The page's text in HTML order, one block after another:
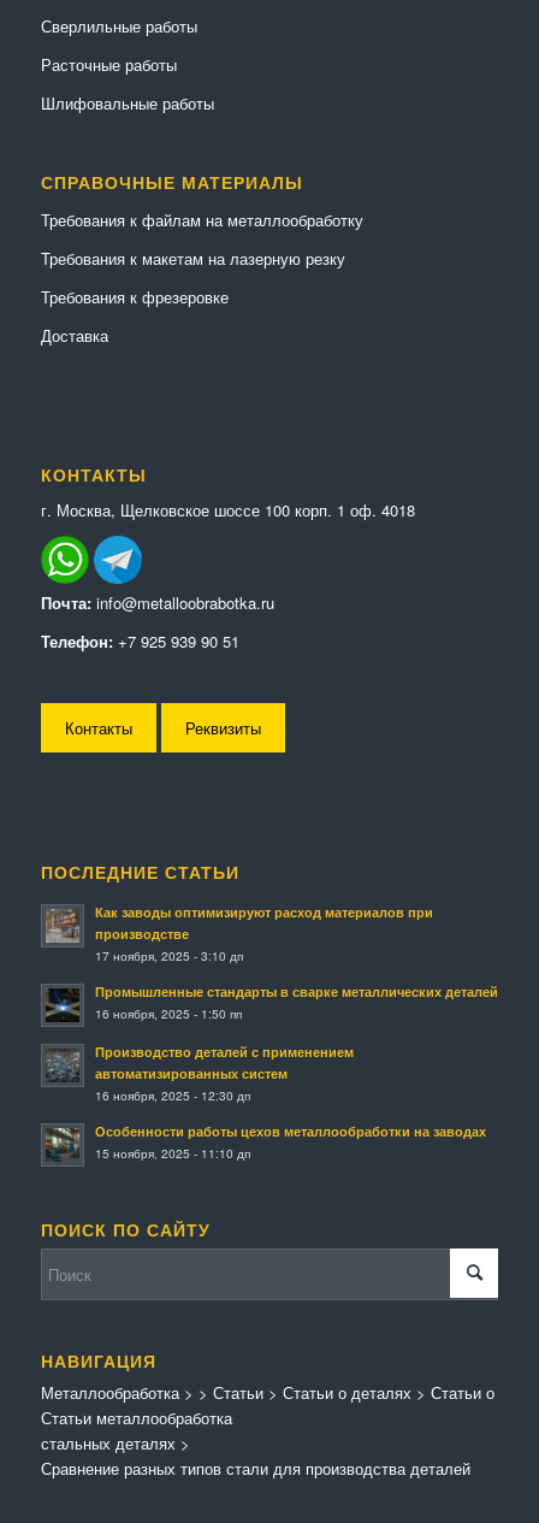
Сверлильные работы
Расточные работы
Шлифовальные работы
СПРАВОЧНЫЕ МАТЕРИАЛЫ
Требования к файлам на металлообработку
Требования к макетам на лазерную резку
Требования к фрезеровке
Доставка
КОНТАКТЫ
г. Москва, Щелковское шоссе 100 корп. 1 оф. 4018
Почта: info@metalloobrabotka.ru
Телефон: +7 925 939 90 51
Контакты Реквизиты
ПОСЛЕДНИЕ СТАТЬИ
Как заводы оптимизируют расход материалов при
производстве
17 ноября, 2025 - 3:10 дп
Промышленные стандарты в сварке металлических деталей
16 ноября, 2025 - 1:50 пп
Производство деталей с применением
автоматизированных систем
16 ноября, 2025 - 12:30 дп
Особенности работы цехов металлообработки на заводах
15 ноября, 2025 - 11:10 дп
ПОИСК ПО САЙТУ
НАВИГАЦИЯ
Металлообработка>
Статьи металлообработка
> Статьи> Статьи о деталях > Статьи о
стальных деталях >
Сравнение разных типов стали для производства деталей